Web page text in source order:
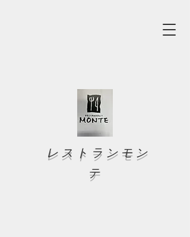
レストランモン
テ